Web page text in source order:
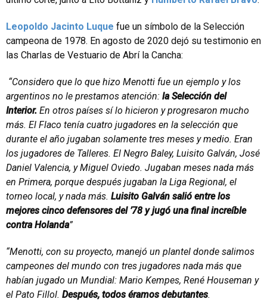
Leopoldo Jacinto Luque fue un símbolo de la Selección
campeona de 1978. En agosto de 2020 dejó su testimonio en
las Charlas de Vestuario de Abrí la Cancha:
“Considero que lo que hizo Menotti fue un ejemplo y los
argentinos no le prestamos atención: la Selección del
Interior. En otros países sí lo hicieron y progresaron mucho
más. El Flaco tenía cuatro jugadores en la selección que
durante el año jugaban solamente tres meses y medio. Eran
los jugadores de Talleres. El Negro Baley, Luisito Galván, José
Daniel Valencia, y Miguel Oviedo. Jugaban meses nada más
en Primera, porque después jugaban la Liga Regional, el
torneo local, y nada más. Luisito Galván salió entre los
mejores cinco defensores del ’78 y jugó una final increíble
contra Holanda”
“Menotti, con su proyecto, manejó un plantel donde salimos
campeones del mundo con tres jugadores nada más que
habían jugado un Mundial: Mario Kempes, René Houseman y
el Pato Fillol. Después, todos éramos debutantes.